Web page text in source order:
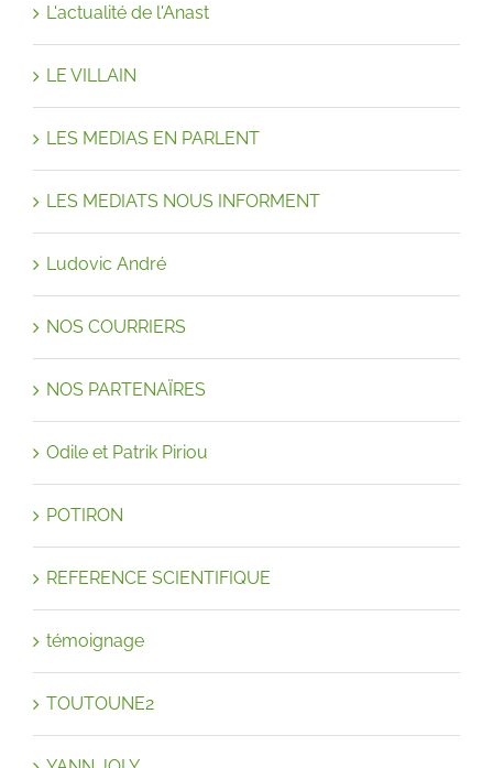
L'actualité de l'Anast
LE VILLAIN
LES MEDIAS EN PARLENT
LES MEDIATS NOUS INFORMENT
Ludovic André
NOS COURRIERS
NOS PARTENAÏRES
Odile et Patrik Piriou
POTIRON
REFERENCE SCIENTIFIQUE
témoignage
TOUTOUNE2